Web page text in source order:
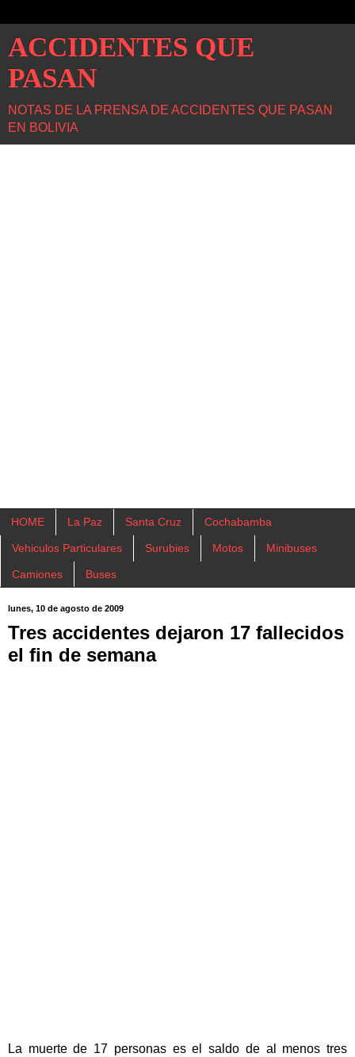
ACCIDENTES QUE
PASAN
NOTAS DE LA PRENSA DE ACCIDENTES QUE PASAN
EN BOLIVIA
HOME La Paz Santa Cruz Cochabamba
Vehiculos Particulares Surubies Motos Minibuses
Camiones Buses
lunes, 10 de agosto de 2009
Tres accidentes dejaron 17 fallecidos
el fin de semana
La muerte de 17 personas es el saldo de al menos tres